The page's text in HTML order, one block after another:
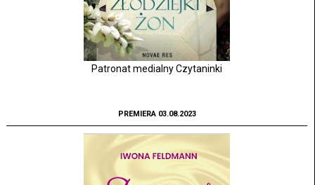
Patronat medialny Czytaninki
PREMIERA 03.08.2023